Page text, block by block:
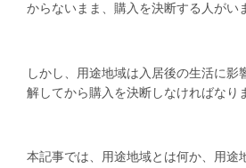
からないまま、購入を決断する人がい
しかし、用途地域は入居後の生活に影
解してから購入を決断しなければなり
本記事では、用途地域とは何か、用途